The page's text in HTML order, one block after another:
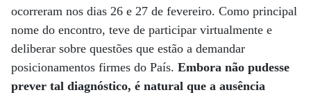
ocorreram nos dias 26 e 27 de fevereiro. Como principal
nome do encontro, teve de participar virtualmente e
deliberar sobre questões que estão a demandar
posicionamentos firmes do País. Embora não pudesse
prever tal diagnóstico, é natural que a ausência